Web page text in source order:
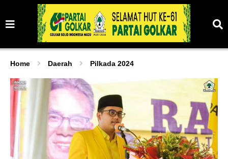
Home Daerah Pilkada 2024